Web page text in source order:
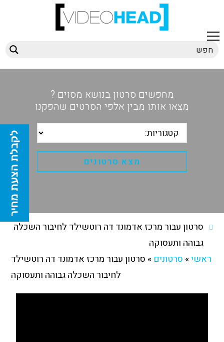
מחפשים סרטון בנושא מסוים ?
מצאו אותו מבין אלפי הסרטים שהפקנו
סרטון עבור מרכז אדמונד דה רוטשילד לחיבור השכלה
גבוהה ותעסוקה
ראשי» סרטונים » סרטון עבור מרכז אדמונד דה רוטשילד
לחיבור השכלה גבוהה ותעסוקה